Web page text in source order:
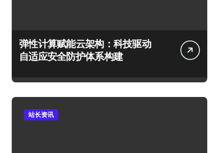
弹性计算赋能云架构：科技驱动
自适应安全防护体系构建
站长资讯